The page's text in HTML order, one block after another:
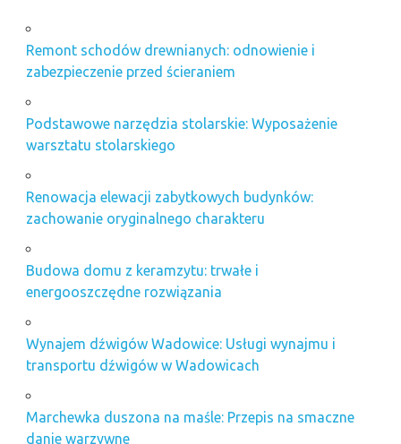
Remont schodów drewnianych: odnowienie i
zabezpieczenie przed ścieraniem
Podstawowe narzędzia stolarskie: Wyposażenie
warsztatu stolarskiego
Renowacja elewacji zabytkowych budynków:
zachowanie oryginalnego charakteru
Budowa domu z keramzytu: trwałe i
energooszczędne rozwiązania
Wynajem dźwigów Wadowice: Usługi wynajmu i
transportu dźwigów w Wadowicach
Marchewka duszona na maśle: Przepis na smaczne
danie warzywne